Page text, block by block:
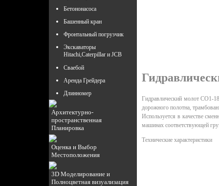
Бетононасоса
Башенный кран
Фронтальный погрузчик
Экскаваторы
Hitachi,Caterpillar и JCB
Сваебой
Аренда Грейдера
Длинномер
Архитектурно-
пространственная
Планировка
Оценка и Выбор
Местоположения
3D Моделирование и
Полноцветная визуализация
Гидравлический молот СО1-
дорожного полотна,
Используется в качестве
машинах соответствующей
Технические характеристики